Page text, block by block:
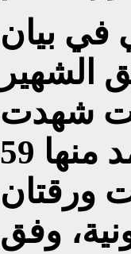
في بيان
الشهير
شهدت
مشاركة 61 صوتًا، اعتُمد منها 59
ورقتان
وفق